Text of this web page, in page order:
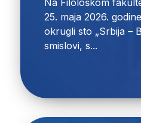
25. maja 2026.
okrugli sto „Srbija –
smislovi, s...